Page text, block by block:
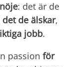
: det är de
det de älskar,
jobb.
passion för